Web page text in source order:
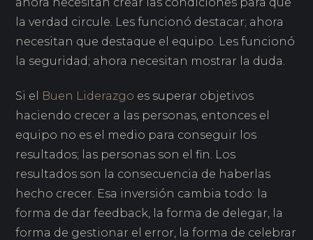
ahora necesitan crear las condiciones para que
la verdad circule. Les funcionó destacar; ahora
necesitan que destaque el equipo. Les funcionó
la seguridad; ahora necesitan mostrar la duda.
Si el Buen Liderazgo es superar objetivos
haciendo crecer a las personas, entonces el
equipo no es el medio para conseguir los
resultados; las personas son el fin. Los
resultados son la consecuencia de haberlas
hecho crecer. Esa inversión cambia todo: la
forma de dar feedback, la forma de delegar, la
forma de gestionar el error, la forma de celebrar